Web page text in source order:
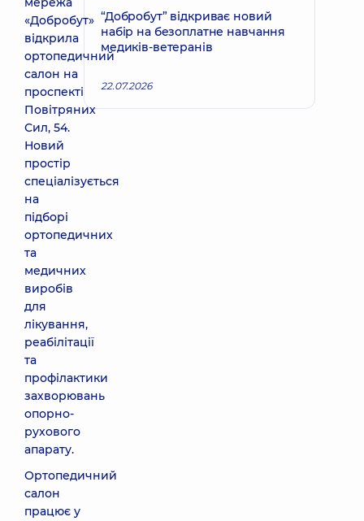
«Добробут»
відкрила
ортопедичний
салон на
проспекті
Повітряних
Сил, 54.
Новий
простір
спеціалізується
на
підборі
ортопедичних
та
медичних
виробів
для
лікування,
реабілітації
та
профілактики
захворювань
опорно-
рухового
апарату.
Ортопедичний
салон
працює у
“Добробут” відкриває новий
набір на безоплатне навчання
медиків-ветеранів
22.07.2026